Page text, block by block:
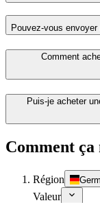
Pouvez-vous
Comment
Puis-je acheter
Comment ça
Région
Valeur